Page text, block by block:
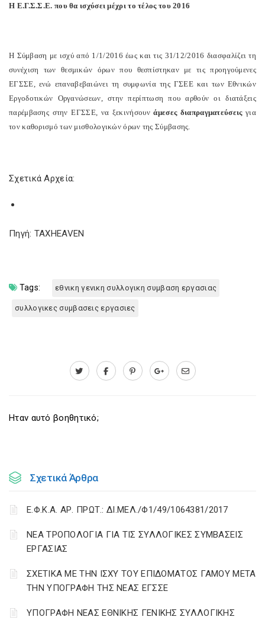
Η Ε.Γ.Σ.Σ.Ε. που θα ισχύσει μέχρι το τέλος του 2016
Η Σύμβαση με ισχύ από 1/1/2016 έως και τις 31/12/2016 διασφαλίζει τη
συνέχιση των θεσμικών όρων που θεσπίστηκαν με τις προηγούμενες
ΕΓΣΣΕ, ενώ επαναβεβαιώνει τη συμφωνία της ΓΣΕΕ και των Εθνικών
Εργοδοτικών Οργανώσεων, στην περίπτωση που αρθούν οι διατάξεις
παρέμβασης στην ΕΓΣΣΕ, να ξεκινήσουνάμεσες διαπραγματεύσειςγια
τον καθορισμό των μισθολογικών όρων της Σύμβασης.
Σχετικά Αρχεία:
Πηγή: TAXHEAVEN
Tags: εθνικη γενικη συλλογικη συμβαση εργασιας
συλλογικες συμβασεις εργασιες
Ηταν αυτό βοηθητικό;
Σχετικά Άρθρα
Ε.Φ.Κ.Α. ΑΡ. ΠΡΩΤ.: ΔΙ.ΜΕΛ./Φ1/49/1064381/2017
ΝΕΑ ΤΡΟΠΟΛΟΓΙΑ ΓΙΑ ΤΙΣ ΣΥΛΛΟΓΙΚΕΣ ΣΥΜΒΑΣΕΙΣ
ΕΡΓΑΣΙΑΣ
ΣΧΕΤΙΚΑ ΜΕ ΤΗΝ ΙΣΧΥ ΤΟΥ ΕΠΙΔΟΜΑΤΟΣ ΓΑΜΟΥ ΜΕΤΑ
ΤΗΝ ΥΠΟΓΡΑΦΗ ΤΗΣ ΝΕΑΣ ΕΓΣΣΕ
ΥΠΟΓΡΑΦΗ ΝΕΑΣ ΕΘΝΙΚΗΣ ΓΕΝΙΚΗΣ ΣΥΛΛΟΓΙΚΗΣ